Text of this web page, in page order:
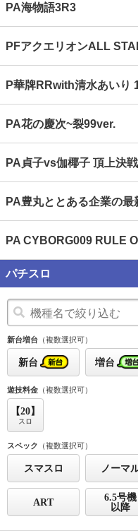
PA海物語3R3
PFアクエリオンALL
P華牌RRwith清水あいり
PA花の慶次~裂99ver.
PA貞子vs伽椰子 頂上決
PA豊丸ととある企業の
PA CYBORG009 RULE
パチスロ
新台増台 （複数選択可）
新台 増台
遊技料金 （複数選択可）
【20】
スロ
スペック （複数選択可）
スマスロ ノーマ
ART
6.5号機
以降